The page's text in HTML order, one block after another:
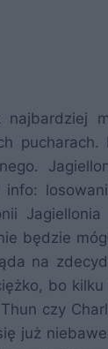
będzie
na
bo kilku
czy
już